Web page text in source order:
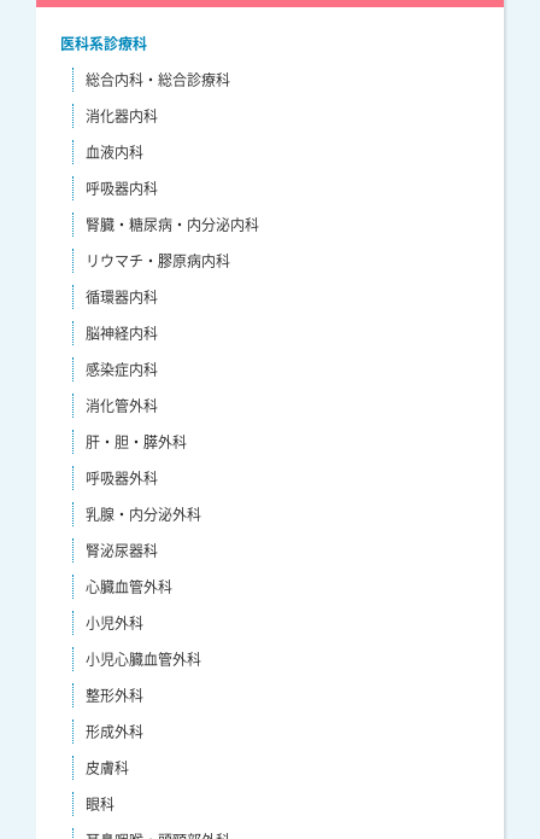
医科系診療科
総合内科・総合診療科
消化器内科
血液内科
呼吸器内科
腎臓・糖尿病・内分泌内科
リウマチ・膠原病内科
循環器内科
脳神経内科
感染症内科
消化管外科
肝・胆・膵外科
呼吸器外科
乳腺・内分泌外科
腎泌尿器科
心臓血管外科
小児外科
小児心臓血管外科
整形外科
形成外科
皮膚科
眼科